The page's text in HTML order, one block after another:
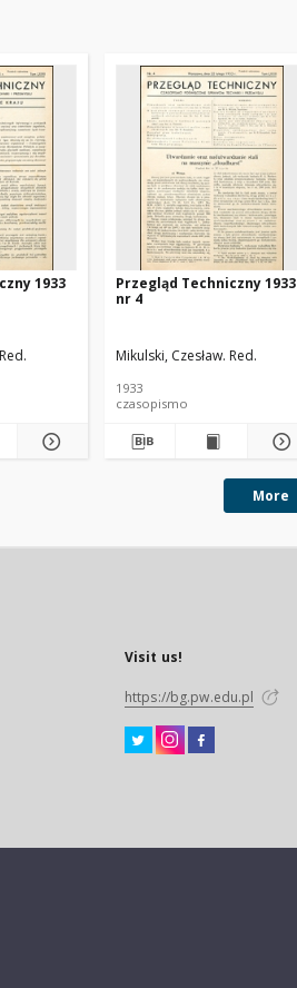
1933
Przegląd Techniczny 1933
nr 4
Mikulski, Czesław. Red.
1933
czasopismo
More
Visit us!
https://bg.pw.edu.pl